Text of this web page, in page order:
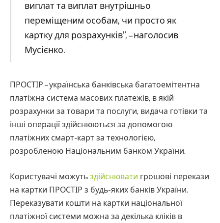
виплат та виплат внутрішньо
переміщеним особам, чи просто як
картку для розрахунків”, – наголосив
Мусієнко.
ПРОСТІР – українська банківська багатоемітентна
платіжна система масових платежів, в якій
розрахунки за товари та послуги, видача готівки та
інші операції здійснюються за допомогою
платіжних смарт-карт за технологією,
розробленою Національним банком України.
Користувачі можуть здійснювати грошові перекази
на картки ПРОСТІР з будь-яких банків України.
Переказувати кошти на картки національної
платіжної системи можна за декілька кліків в